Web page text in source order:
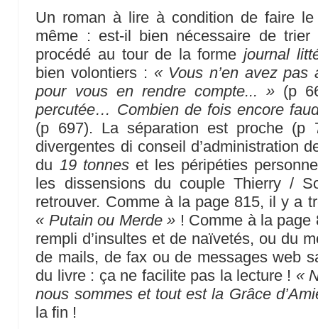
Un roman à lire à condition de faire le
même : est-il bien nécessaire de trier
procédé au tour de la formejournal
bien volontiers : « Vous n’en avez
pour vous en rendre compte... » (p
percutée… Combien de fois encore
(p 697). La séparation est proche (p
divergentes di conseil d’administration
du 19 tonneset les péripéties
les dissensions du couple Thierry /
retrouver. Comme à la page 815, il y a
« Putain ou Merde » ! Comme à la
rempli d’insultes et de naïvetés, ou du
de mails, de fax ou de messages web
du livre : ça ne facilite pas la lecture ! «
nous sommes et tout est la Grâce
la fin !